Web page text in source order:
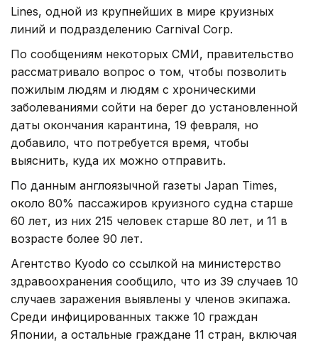
Lines, одной из крупнейших в мире круизных
линий и подразделению Carnival Corp.
По сообщениям некоторых СМИ, правительство
рассматривало вопрос о том, чтобы позволить
пожилым людям и людям с хроническими
заболеваниями сойти на берег до установленной
даты окончания карантина, 19 февраля, но
добавило, что потребуется время, чтобы
выяснить, куда их можно отправить.
По данным англоязычной газеты Japan Times,
около 80% пассажиров круизного судна старше
60 лет, из них 215 человек старше 80 лет, и 11 в
возрасте более 90 лет.
Агентство Kyodo со ссылкой на министерство
здравоохранения сообщило, что из 39 случаев 10
случаев заражения выявлены у членов экипажа.
Среди инфицированных также 10 граждан
Японии, а остальные граждане 11 стран, включая